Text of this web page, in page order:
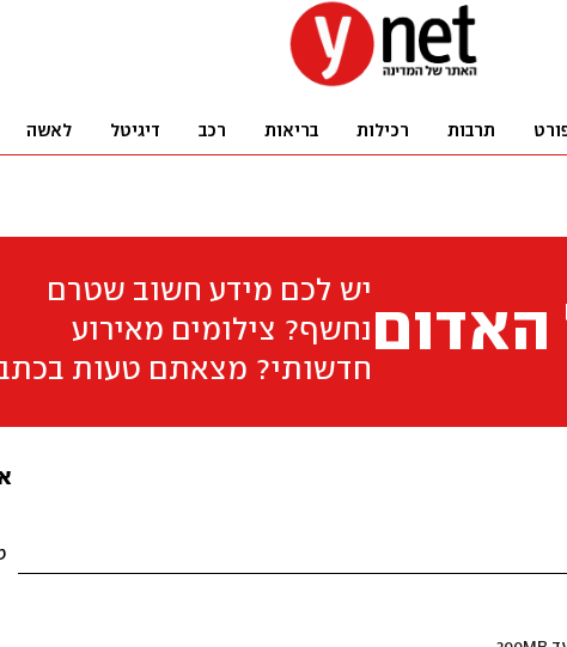
תרבות רכילות בריאות רכב דיגיטל לאשה
האדום
יש לכם מידע חשוב שטרם
נחשף? צילומים מאירוע
חדשותי? מצאתם טעות